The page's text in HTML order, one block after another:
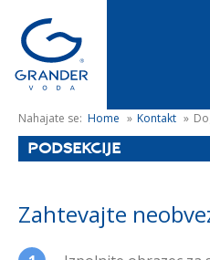
Nahajate se: Home » Kontakt »
PODSEKCIJE
Zahtevajte